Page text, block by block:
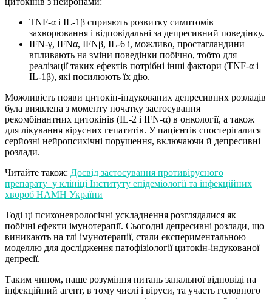
TNF-α і IL-1β сприяють розвитку симптомів
захворювання і відповідальні за депресивний поведінку.
IFN-γ, IFNα, IFNβ, IL-6 і, можливо, простагландини
впливають на зміни поведінки побічно, тобто для
реалізації таких ефектів потрібні інші фактори (TNF-α і
IL-1β), які посилюють їх дію.
Можливість появи цитокін-індукованих депресивних розладів
була виявлена ​​з моменту початку застосування
рекомбінантних цитокінів (IL-2 і IFN-α) в онкології, а також
для лікування вірусних гепатитів. У пацієнтів спостерігалися
серйозні нейропсихічні порушення, включаючи й депресивні
розлади.
Читайте також: Досвід застосування противірусного
препарату у клініці Інституту епідеміології та інфекційних
хвороб НАМН України
Тоді ці психоневрологічні ускладнення розглядалися як
побічні ефекти імунотерапії. Сьогодні депресивні розлади, що
виникають на тлі імунотерапії, стали експериментальною
моделлю для дослідження патофізіології цитокін-індукованої
депресії.
Таким чином, наше розуміння питань запальної відповіді на
інфекційний агент, в тому числі і віруси, та участь головного